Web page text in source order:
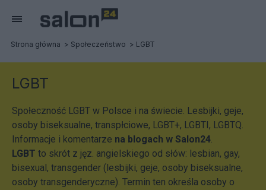
Strona główna Społeczeństwo LGBT
LGBT
Społeczność LGBT w Polsce i na świecie. Lesbijki, geje,
osoby biseksualne, transpłciowe, LGBT+, LGBTI, LGBTQ.
Informacje i komentarze na blogach w Salon24.
LGBT to skrót z jęz. angielskiego od słów: lesbian, gay,
bisexual, transgender (lesbijki, geje, osoby biseksualne,
osoby transgenderyczne). Termin ten określa osoby o